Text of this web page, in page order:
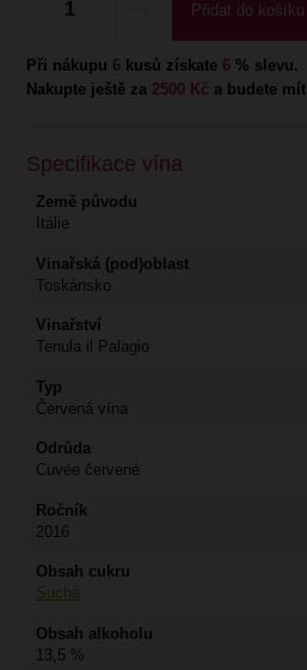
Přidat do košíku
Při nákupu 6 kusů získate 6 % slevu.
Nakupte ještě za 2500 Kč a budete mít
Specifikace vína
Země původu
Itálie
Vinařská (pod)oblast
Toskánsko
Vinařství
Tenula il Palagio
Typ
Červená vína
Odrůda
Cuvée červené
Ročník
2016
Obsah cukru
Suché
Obsah alkoholu
13,5 %